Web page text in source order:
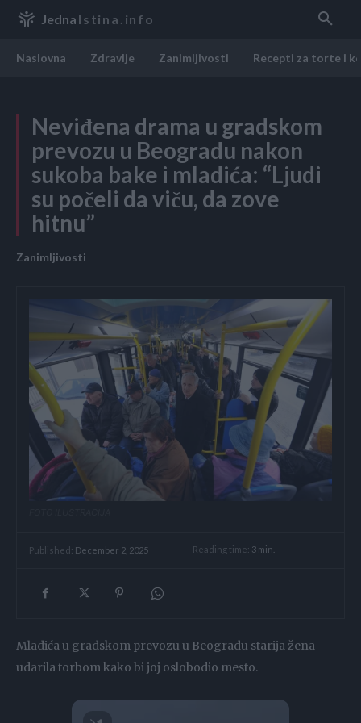
Jedna Istina.info
Naslovna Zdravlje Zanimljivosti Recepti za torte i
Neviđena drama u gradskom
prevozu u Beogradu nakon
sukoba bake i mladića: “Ljudi
su počeli da viču, da zove
hitnu”
Zanimljivosti
Published: December 2, 2025 Reading time: 3 min.
Mladića u gradskom prevozu u Beogradu starija žena
udarila torbom kako bi joj oslobodio mesto.